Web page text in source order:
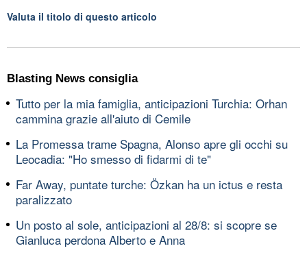
Valuta il titolo di questo articolo
Blasting News consiglia
Tutto per la mia famiglia, anticipazioni Turchia: Orhan
cammina grazie all'aiuto di Cemile
La Promessa trame Spagna, Alonso apre gli occhi su
Leocadia: "Ho smesso di fidarmi di te"
Far Away, puntate turche: Özkan ha un ictus e resta
paralizzato
Un posto al sole, anticipazioni al 28/8: si scopre se
Gianluca perdona Alberto e Anna